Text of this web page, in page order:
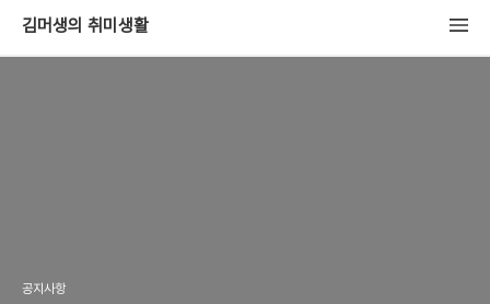
김머생의 취미생활
공지사항